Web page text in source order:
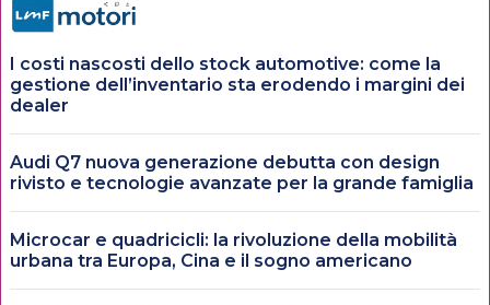
I costi nascosti dello stock automotive: come la
gestione dell’inventario sta erodendo i margini dei
dealer
Audi Q7 nuova generazione debutta con design
rivisto e tecnologie avanzate per la grande famiglia
Microcar e quadricicli: la rivoluzione della mobilità
urbana tra Europa, Cina e il sogno americano